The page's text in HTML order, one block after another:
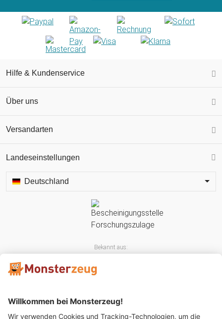
Hilfe & Kundenservice
Über uns
Versandarten
Landeseinstellungen
Deutschland
Bekannt aus: